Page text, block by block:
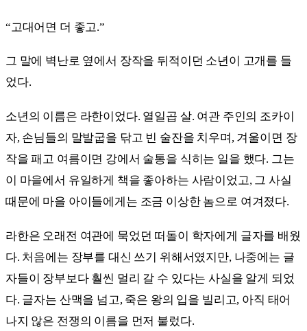
“고대어면 더 좋고.”
그 말에 벽난로 옆에서 장작을 뒤적이던 소년이 고개를 들
었다.
소년의 이름은 라한이었다. 열일곱 살. 여관 주인의 조카이
자, 손님들의 말발굽을 닦고 빈 술잔을 치우며, 겨울이면 장
작을 패고 여름이면 강에서 술통을 식히는 일을 했다. 그는
이 마을에서 유일하게 책을 좋아하는 사람이었고, 그 사실
때문에 마을 아이들에게는 조금 이상한 놈으로 여겨졌다.
라한은 오래전 여관에 묵었던 떠돌이 학자에게 글자를 배웠
다. 처음에는 장부를 대신 쓰기 위해서였지만, 나중에는 글
자들이 장부보다 훨씬 멀리 갈 수 있다는 사실을 알게 되었
다. 글자는 산맥을 넘고, 죽은 왕의 입을 빌리고, 아직 태어
나지 않은 전쟁의 이름을 먼저 불렀다.